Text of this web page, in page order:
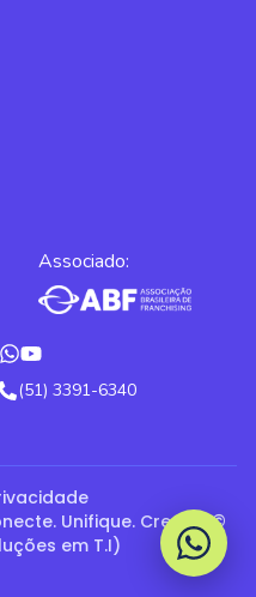
Associado:
(51) 3391-6340
Unifique. Cresça. ©
em T.I)